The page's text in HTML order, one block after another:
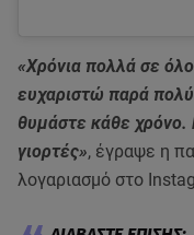
«Χρόνια πολλά σε
ευχαριστώ παρά πολύ
θυμάστε κάθε χρόνο.
γιορτές», έγραψε η
λογαριασμό στο